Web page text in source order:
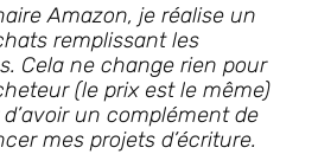
Amazon, je réalise un
remplissant les
Cela ne change rien pour
(le prix est le même)
un complément de
mes projets d’écriture.